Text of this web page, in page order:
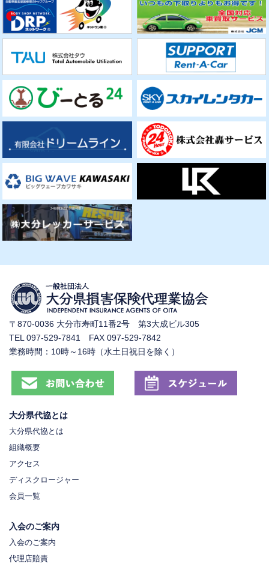
〒870-0036 大分市寿町11番2号 第3大成ビル305
TEL 097-529-7841 FAX 097-529-7842
業務時間：10時～16時（水土日祝日を除く）
大分県代協とは
大分県代協とは
組織概要
アクセス
ディスクロージャー
会員一覧
入会のご案内
入会のご案内
代理店賠責